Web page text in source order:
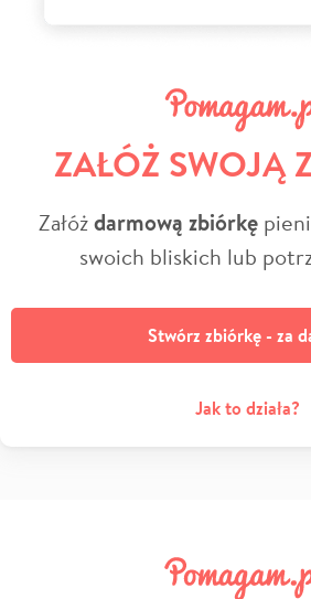
ZAŁÓŻ SWOJĄ
Załóżdarmową zbiórkę
swoich bliskich lub
Stwórz zbiórkę - za
Jak to działa?